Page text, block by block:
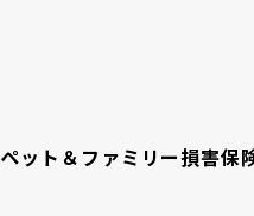
ペット＆ファミリー損害保